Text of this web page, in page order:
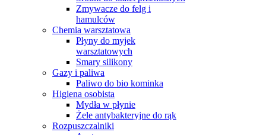
Zmywacze do felg i
hamulców
Chemia warsztatowa
Płyny do myjek
warsztatowych
Smary silikony
Gazy i paliwa
Paliwo do bio kominka
Higiena osobista
Mydła w płynie
Żele antybakteryjne do rąk
Rozpuszczalniki